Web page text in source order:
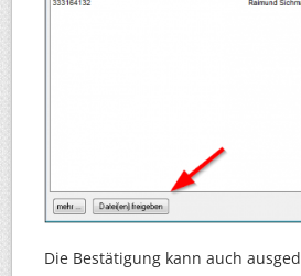
Die Bestätigung kann auch